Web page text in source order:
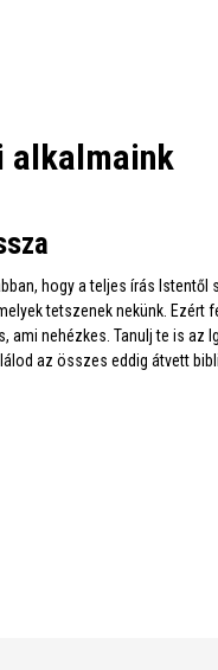
alkalmaink
hogy a teljes írás
tetszenek nekünk. Ezért
ami nehézkes. Tanulj te is
az összes eddig átvett